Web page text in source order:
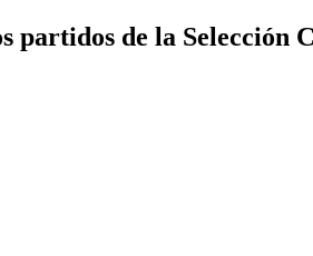
de la Selección